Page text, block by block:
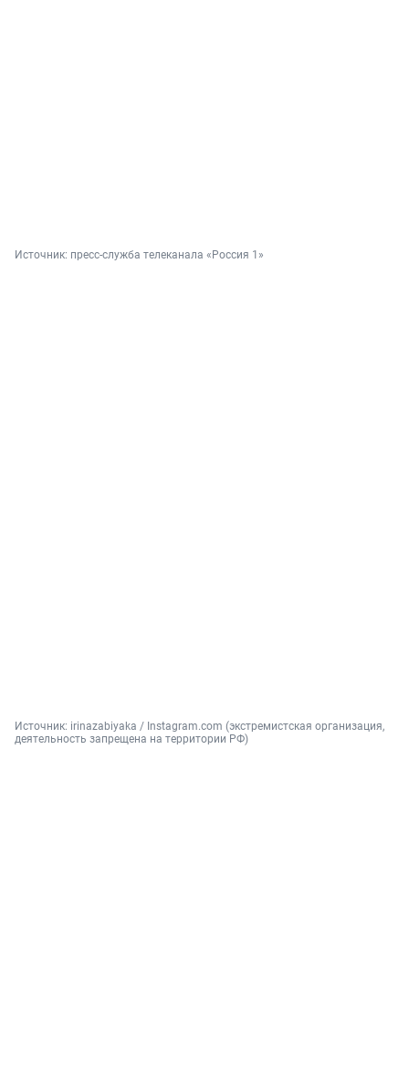
Источник: пресс-служба телеканала «Россия 1»
Источник: irinazabiyaka / Instagram.com (экстремистская организация,
деятельность запрещена на территории РФ)